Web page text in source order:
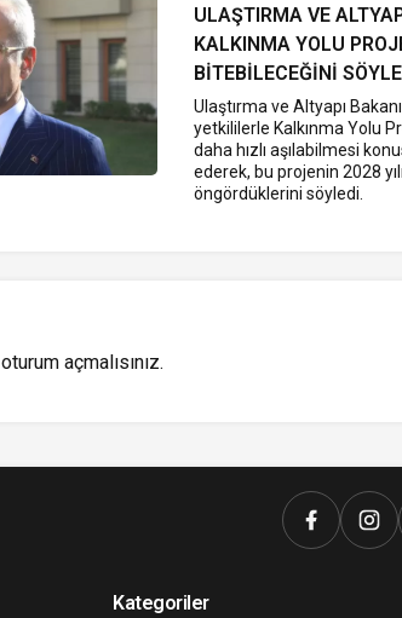
ULAŞTIRMA VE
KALKINMA YOLU
BITEBILECEĞINI
Ulaştırma ve Altyapı
yetkililerle Kalkınma Yolu
daha hızlı aşılabilmesi
ederek, bu projenin 2028
öngördüklerini söyledi.
oturum açmalısınız.
Kategoriler